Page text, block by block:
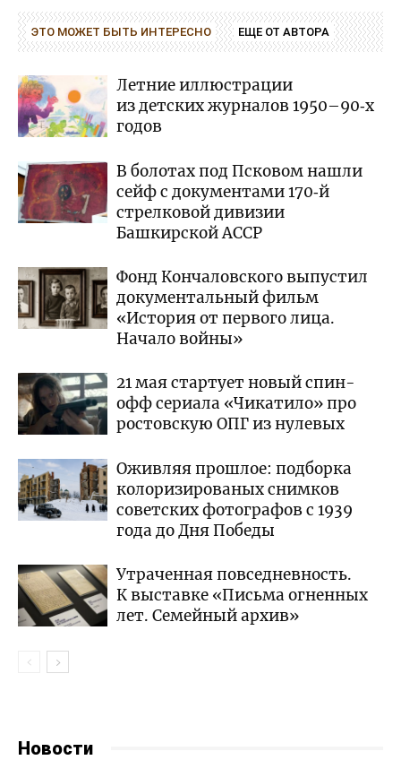
ЭТО МОЖЕТ БЫТЬ ИНТЕРЕСНО ЕЩЕ ОТ АВТОРА
Летние иллюстрации
из детских журналов 1950–90‑х
годов
В болотах под Псковом нашли
сейф с документами 170‑й
стрелковой дивизии
Башкирской АССР
Фонд Кончаловского выпустил
документальный фильм
«История от первого лица.
Начало войны»
21 мая стартует новый спин-
офф сериала «Чикатило» про
ростовскую ОПГ из нулевых
Оживляя прошлое: подборка
колоризированых снимков
советских фотографов с 1939
года до Дня Победы
Утраченная повседневность.
К выставке «Письма огненных
лет. Семейный архив»
Новости